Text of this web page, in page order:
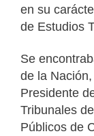
en su
de Estudios
Se
de la
Presidente
Tribunales
Públicos de